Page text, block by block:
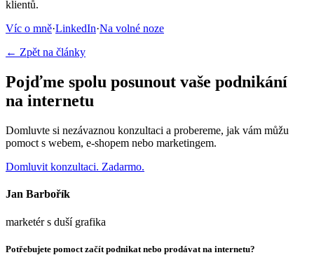
klientů.
Víc o mně·LinkedIn·Na volné noze
← Zpět na články
Pojďme spolu posunout vaše podnikání
na internetu
Domluvte si nezávaznou konzultaci a probereme, jak vám můžu
pomoct s webem, e-shopem nebo marketingem.
Domluvit konzultaci. Zadarmo.
Jan Barbořík
marketér s duší grafika
Potřebujete pomoct začít podnikat nebo prodávat na internetu?